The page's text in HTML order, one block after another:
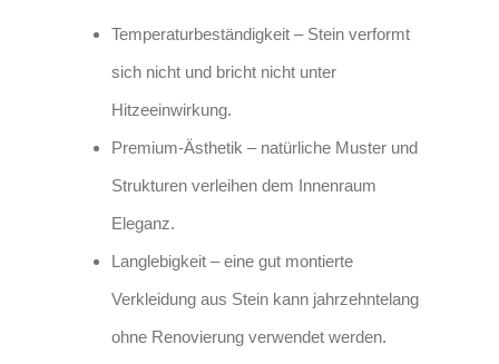
Temperaturbeständigkeit – Stein verformt
sich nicht und bricht nicht unter
Hitzeeinwirkung.
Premium-Ästhetik – natürliche Muster und
Strukturen verleihen dem Innenraum
Eleganz.
Langlebigkeit – eine gut montierte
Verkleidung aus Stein kann jahrzehntelang
ohne Renovierung verwendet werden.